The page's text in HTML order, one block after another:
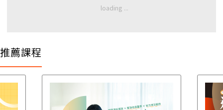
推薦課程